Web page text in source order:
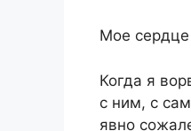
Мое
Когда я
с ним, с
явно